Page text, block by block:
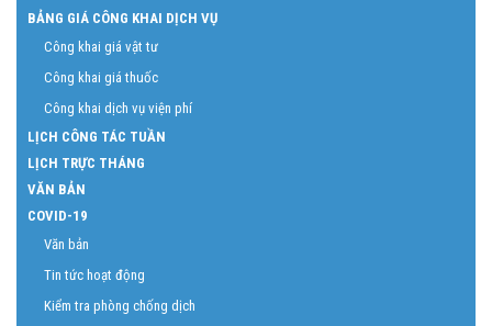
BẢNG GIÁ CÔNG KHAI DỊCH VỤ
Công khai giá vật tư
Công khai giá thuốc
Công khai dịch vụ viện phí
LỊCH CÔNG TÁC TUẦN
LỊCH TRỰC THÁNG
VĂN BẢN
COVID-19
Văn bản
Tin tức hoạt động
Kiểm tra phòng chống dịch